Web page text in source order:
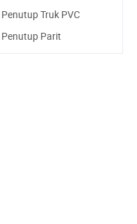
Penutup Truk PVC
Penutup Parit